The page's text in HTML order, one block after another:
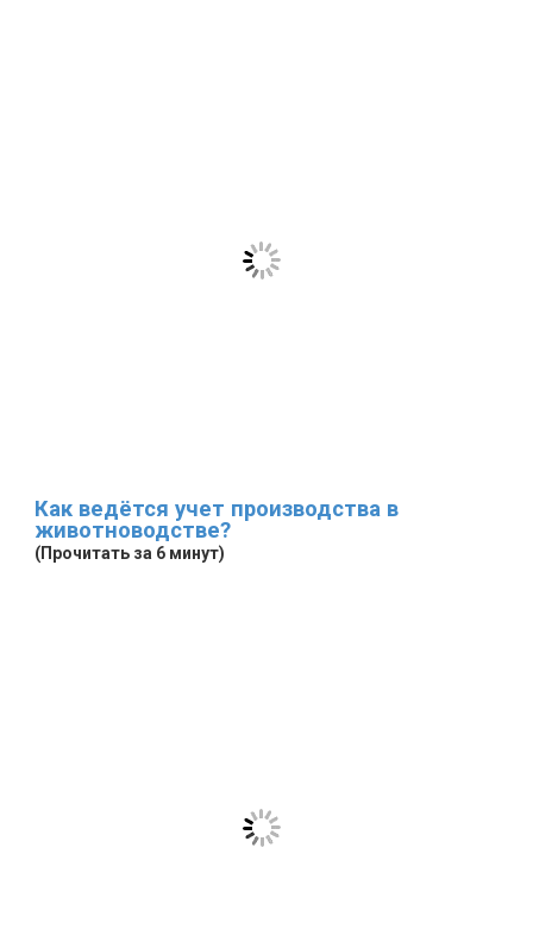
Как ведётся учет производства в
животноводстве?
(Прочитать за 6 минут)